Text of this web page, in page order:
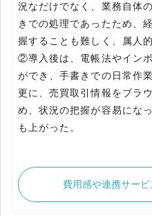
況なだけでなく、業務自体
きでの処理であったため、
握することも難しく、属人
②導入後は、電帳法やイン
ができ、手書きでの日常作
更に、売買取引情報をブラ
め、状況の把握が容易にな
も上がった。
費用感や連携サー